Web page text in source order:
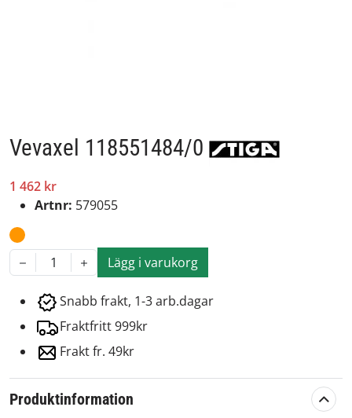
Vevaxel 118551484/0
1 462 kr
Artnr: 579055
1 Lägg i varukorg
Snabb frakt, 1-3 arb.dagar
Fraktfritt 999kr
Frakt fr. 49kr
Produktinformation